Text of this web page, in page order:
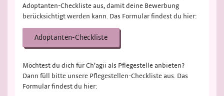
Adoptanten-Checkliste aus, damit deine Bewerbung
berücksichtigt werden kann. Das Formular findest du hier:
Adoptanten-Checkliste
Möchtest du dich für Ch’agii als Pflegestelle anbieten?
Dann füll bitte unsere Pflegestellen-Checkliste aus. Das
Formular findest du hier: